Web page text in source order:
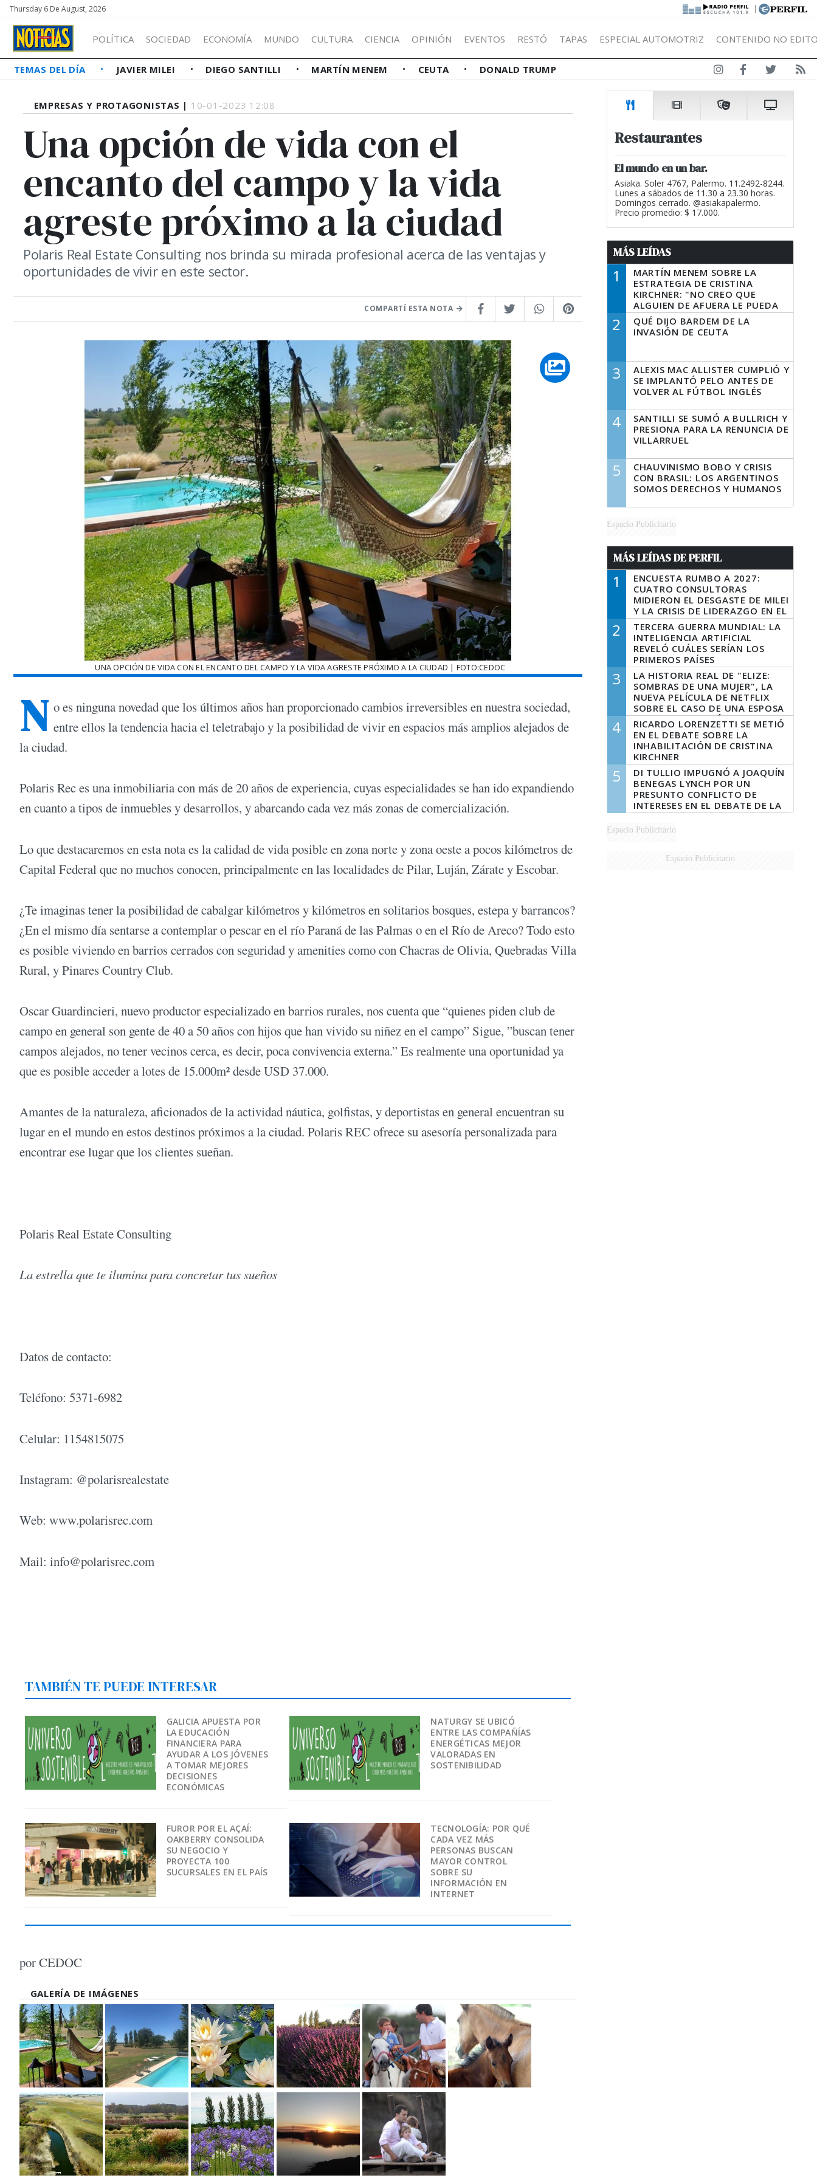
Thursday 6 De August, 2026 |
POLÍTICA SOCIEDAD ECONOMÍA MUNDO CULTURA CIENCIA OPINIÓN EVENTOS RESTÓ TAPAS ESPECIAL AUTOMOTRIZ CONTENIDO NO
TEMAS DEL DÍA JAVIER MILEI DIEGO SANTILLI MARTÍN MENEM CEUTA DONALD TRUMP
EMPRESAS Y PROTAGONISTAS | 10-01-2023 12:08
Una opción de vida con el
encanto del campo y la vida
agreste próximo a la ciudad
Polaris Real Estate Consulting nos brinda su mirada profesional acerca de las ventajas y
oportunidades de vivir en este sector.
COMPARTÍ ESTA NOTA
UNA OPCIÓN DE VIDA CON EL ENCANTO DEL CAMPO Y LA VIDA AGRESTE PRÓXIMO A LA CIUDAD | FOTO:CEDOC
N o es ninguna novedad que los últimos años han proporcionado cambios irreversibles en nuestra sociedad,
entre ellos la tendencia hacia el teletrabajo y la posibilidad de vivir en espacios más amplios alejados de
la ciudad.
Polaris Rec es una inmobiliaria con más de 20 años de experiencia, cuyas especialidades se han ido expandiendo
en cuanto a tipos de inmuebles y desarrollos, y abarcando cada vez más zonas de comercialización.
Lo que destacaremos en esta nota es la calidad de vida posible en zona norte y zona oeste a pocos kilómetros de
Capital Federal que no muchos conocen, principalmente en las localidades de Pilar, Luján, Zárate y Escobar.
¿Te imaginas tener la posibilidad de cabalgar kilómetros y kilómetros en solitarios bosques, estepa y barrancos?
¿En el mismo día sentarse a contemplar o pescar en el río Paraná de las Palmas o en el Río de Areco? Todo esto
es posible viviendo en barrios cerrados con seguridad y amenities como con Chacras de Olivia, Quebradas Villa
Rural, y Pinares Country Club.
Oscar Guardincieri, nuevo productor especializado en barrios rurales, nos cuenta que “quienes piden club de
campo en general son gente de 40 a 50 años con hijos que han vivido su niñez en el campo” Sigue, ”buscan tener
campos alejados, no tener vecinos cerca, es decir, poca convivencia externa.” Es realmente una oportunidad ya
que es posible acceder a lotes de 15.000m² desde USD 37.000.
Amantes de la naturaleza, aficionados de la actividad náutica, golfistas, y deportistas en general encuentran su
lugar en el mundo en estos destinos próximos a la ciudad. Polaris REC ofrece su asesoría personalizada para
encontrar ese lugar que los clientes sueñan.
Polaris Real Estate Consulting
La estrella que te ilumina para concretar tus sueños
Datos de contacto:
Teléfono: 5371-6982
Celular: 1154815075
Instagram: @polarisrealestate
Web: www.polarisrec.com
Mail: info@polarisrec.com
TAMBIÉN TE PUEDE INTERESAR
GALICIA APUESTA POR
LA EDUCACIÓN
FINANCIERA PARA
AYUDAR A LOS JÓVENES
A TOMAR MEJORES
DECISIONES
ECONÓMICAS
NATURGY SE UBICÓ
ENTRE LAS COMPAÑÍAS
ENERGÉTICAS MEJOR
VALORADAS EN
SOSTENIBILIDAD
FUROR POR EL AÇAÍ:
OAKBERRY CONSOLIDA
SU NEGOCIO Y
PROYECTA 100
SUCURSALES EN EL PAÍS
TECNOLOGÍA: POR QUÉ
CADA VEZ MÁS
PERSONAS BUSCAN
MAYOR CONTROL
SOBRE SU
INFORMACIÓN EN
INTERNET
por CEDOC
GALERÍA DE IMÁGENES
Restaurantes
El mundo en un bar.
Asiaka. Soler 4767, Palermo. 11.2492-8244.
Lunes a sábados de 11.30 a 23.30 horas.
Domingos cerrado. @asiakapalermo.
Precio promedio: $ 17.000.
MÁS LEÍDAS
1
MARTÍN MENEM SOBRE LA
ESTRATEGIA DE CRISTINA
KIRCHNER: "NO CREO QUE
ALGUIEN DE AFUERA LE PUEDA
DECIR A LA JUSTICIA LO QUE
TIENE QUE HACER"
2
QUÉ DIJO BARDEM DE LA
INVASIÓN DE CEUTA
3
ALEXIS MAC ALLISTER CUMPLIÓ Y
SE IMPLANTÓ PELO ANTES DE
VOLVER AL FÚTBOL INGLÉS
4
SANTILLI SE SUMÓ A BULLRICH Y
PRESIONA PARA LA RENUNCIA DE
VILLARRUEL
5
CHAUVINISMO BOBO Y CRISIS
CON BRASIL: LOS ARGENTINOS
SOMOS DERECHOS Y HUMANOS
Espacio Publicitario
MÁS LEÍDAS DE PERFIL
1
ENCUESTA RUMBO A 2027:
CUATRO CONSULTORAS
MIDIERON EL DESGASTE DE MILEI
Y LA CRISIS DE LIDERAZGO EN EL
PERONISMO
2
TERCERA GUERRA MUNDIAL: LA
INTELIGENCIA ARTIFICIAL
REVELÓ CUÁLES SERÍAN LOS
PRIMEROS PAÍSES
LATINOAMERICANOS EN SER
DERROTADOS
3
LA HISTORIA REAL DE "ELIZE:
SOMBRAS DE UNA MUJER", LA
NUEVA PELÍCULA DE NETFLIX
SOBRE EL CASO DE UNA ESPOSA
QUE DESCUARTIZÓ A SU
MARIDO
4
RICARDO LORENZETTI SE METIÓ
EN EL DEBATE SOBRE LA
INHABILITACIÓN DE CRISTINA
KIRCHNER
5
DI TULLIO IMPUGNÓ A JOAQUÍN
BENEGAS LYNCH POR UN
PRESUNTO CONFLICTO DE
INTERESES EN EL DEBATE DE LA
LEY DE TIERRAS
Espacio Publicitario
Espacio Publicitario